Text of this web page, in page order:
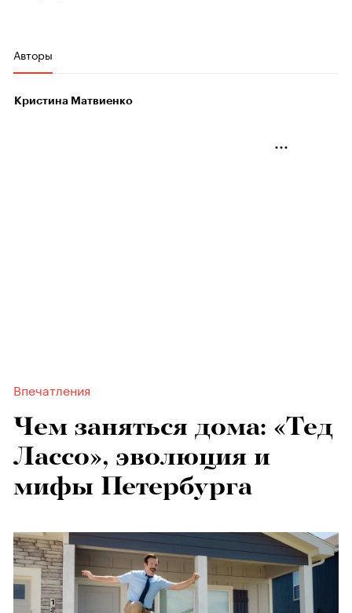
Авторы
Кристина Матвиенко
Впечатления
Чем заняться дома: «Тед
Лассо», эволюция и
мифы Петербурга